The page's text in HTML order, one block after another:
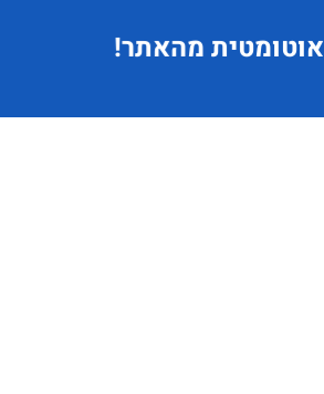
אוטומטית מהאתר!